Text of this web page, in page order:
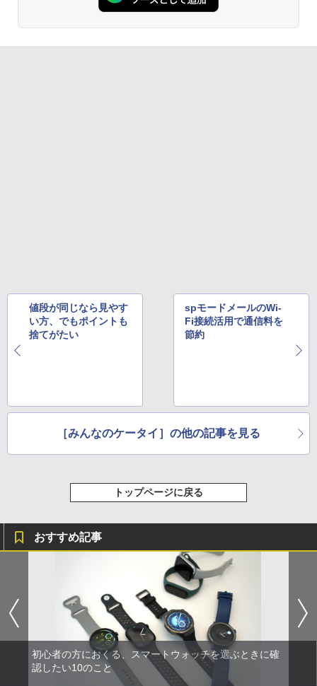
値段が同じなら見やす
い方、でもポイントも
捨てがたい
spモードメールのWi-
Fi接続活用で通信料を
節約
［みんなのケータイ］の他の記事を見る
トップページに戻る
おすすめ記事
初心者の方におくる、スマートウォッチを選ぶときに確
認したい10のこと